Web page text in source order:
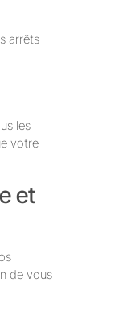
arrêts
les
votre
et
de vous